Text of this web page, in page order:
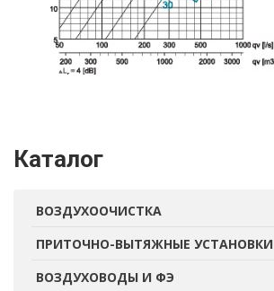
Каталог
ВОЗДУХООЧИСТКА
ПРИТОЧНО-ВЫТЯЖНЫЕ УСТАНОВКИ
ВОЗДУХОВОДЫ И ФЭ